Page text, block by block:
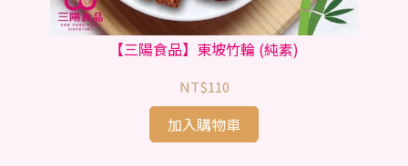
【三陽食品】東坡竹輪 (純素)
NT$110
加入購物車